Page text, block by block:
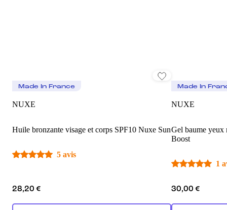
Made In France
NUXE
Huile bronzante visage et corps SPF10 Nuxe Sun
5 avis
28,20 €
Made In
NUXE
Gel baume
Boost
1
30,00 €